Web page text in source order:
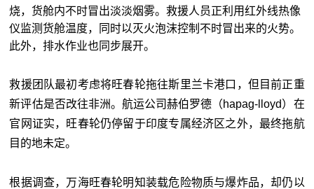
烧，货舱内不时冒出淡淡烟雾。救援人员正利用红外线热像
仪监测货舱温度，同时以灭火泡沫控制不时冒出来的火势。
此外，排水作业也同步展开。
救援团队最初考虑将旺春轮拖往斯里兰卡港口，但目前正重
新评估是否改往非洲。航运公司赫伯罗德（hapag-lloyd）在
官网证实，旺春轮仍停留于印度专属经济区之外，最终拖航
目的地未定。
根据调查，万海旺春轮明知装载危险物质与爆炸品，却仍以